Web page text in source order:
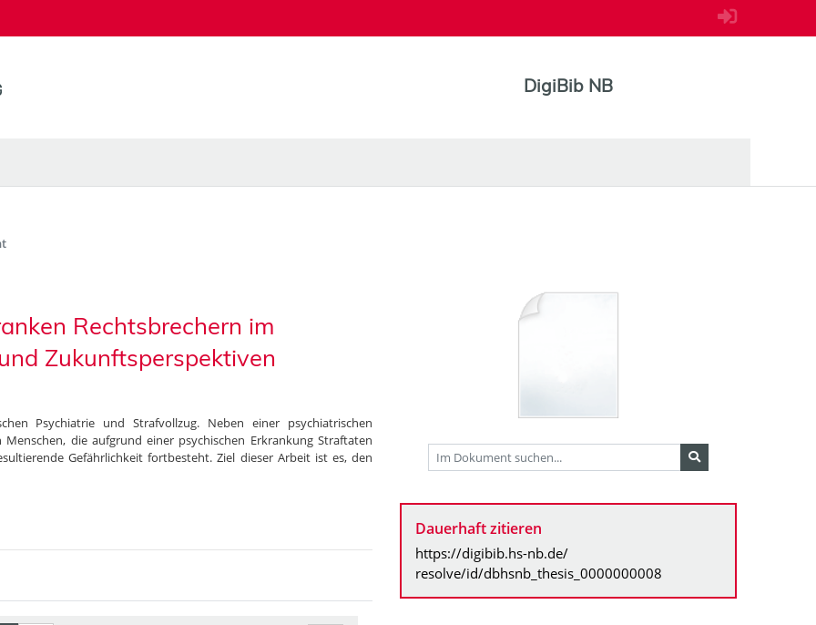
DigiBib NB
Rechtsbrechern im
Zukunftsperspektiven
Psychiatrie und Strafvollzug. Neben einer psychiatrischen
die aufgrund einer psychischen Erkrankung Straftaten
Gefährlichkeit fortbesteht. Ziel dieser Arbeit ist es, den
Dauerhaft zitieren
https://digibib.hs-nb.de/
resolve/id/dbhsnb_thesis_0000000008